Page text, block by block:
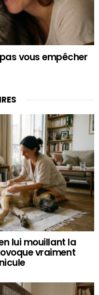
vous empêcher
lui mouillant la
vraiment